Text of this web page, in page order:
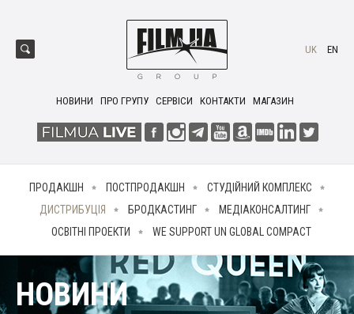
НОВИНИ ПРО ГРУПУ СЕРВІСИ КОНТАКТИ МАГАЗИН
UK EN
ПРОДАКШН ПОСТПРОДАКШН
СТУДІЙНИЙ КОМПЛЕКС
ДИСТРИБУЦІЯ
БРОДКАСТИНГ
МЕДІАКОНСАЛТИНГ
ОСВІТНІ ПРОЕКТИ
WE SUPPORT UN GLOBAL COMPACT
НОВИНИ